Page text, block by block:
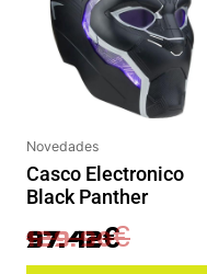
Novedades
Casco Electronico
Black Panther
129.90€
97.42€